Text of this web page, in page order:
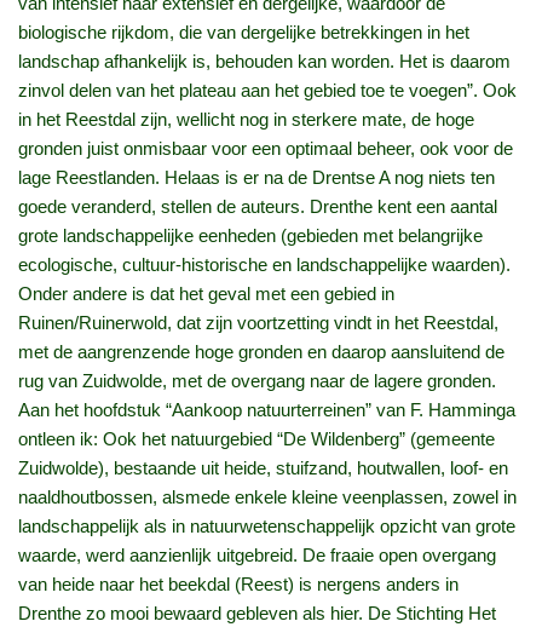
biologische rijkdom, die van dergelijke betrekkingen in het
landschap afhankelijk is, behouden kan worden. Het is daarom
zinvol delen van het plateau aan het gebied toe te voegen”. Ook
in het Reestdal zijn, wellicht nog in sterkere mate, de hoge
gronden juist onmisbaar voor een optimaal beheer, ook voor de
lage Reestlanden. Helaas is er na de Drentse A nog niets ten
goede veranderd, stellen de auteurs. Drenthe kent een aantal
grote landschappelijke eenheden (gebieden met belangrijke
ecologische, cultuur-historische en landschappelijke waarden).
Onder andere is dat het geval met een gebied in
Ruinen/Ruinerwold, dat zijn voortzetting vindt in het Reestdal,
met de aangrenzende hoge gronden en daarop aansluitend de
rug van Zuidwolde, met de overgang naar de lagere gronden.
Aan het hoofdstuk “Aankoop natuurterreinen” van F. Hamminga
ontleen ik: Ook het natuurgebied “De Wildenberg” (gemeente
Zuidwolde), bestaande uit heide, stuifzand, houtwallen, loof- en
naaldhoutbossen, alsmede enkele kleine veenplassen, zowel in
landschappelijk als in natuurwetenschappelijk opzicht van grote
waarde, werd aanzienlijk uitgebreid. De fraaie open overgang
van heide naar het beekdal (Reest) is nergens anders in
Drenthe zo mooi bewaard gebleven als hier. De Stichting Het